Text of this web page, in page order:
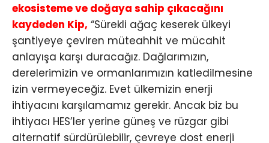
ekosisteme ve doğaya sahip çıkacağını
kaydeden Kip, “Sürekli ağaç keserek ülkeyi
şantiyeye çeviren müteahhit ve mücahit
anlayışa karşı duracağız. Dağlarımızın,
derelerimizin ve ormanlarımızın katledilmesine
izin vermeyeceğiz. Evet ülkemizin enerji
ihtiyacını karşılamamız gerekir. Ancak biz bu
ihtiyacı HES’ler yerine güneş ve rüzgar gibi
alternatif sürdürülebilir, çevreye dost enerji